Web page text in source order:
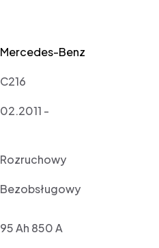
Mercedes-Benz
C216
02.2011 -
Rozruchowy
Bezobsługowy
95 Ah 850 A